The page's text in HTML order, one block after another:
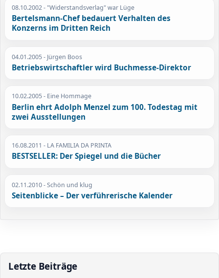
08.10.2002- "Widerstandsverlag" war Lüge
Bertelsmann-Chef bedauert Verhalten des
Konzerns im Dritten Reich
04.01.2005- Jürgen Boos
Betriebswirtschaftler wird Buchmesse-Direktor
10.02.2005- Eine Hommage
Berlin ehrt Adolph Menzel zum 100. Todestag mit
zwei Ausstellungen
16.08.2011 - LA FAMILIA DA PRINTA
BESTSELLER: Der Spiegel und die Bücher
02.11.2010- Schön und klug
Seitenblicke – Der verführerische Kalender
Letzte Beiträge